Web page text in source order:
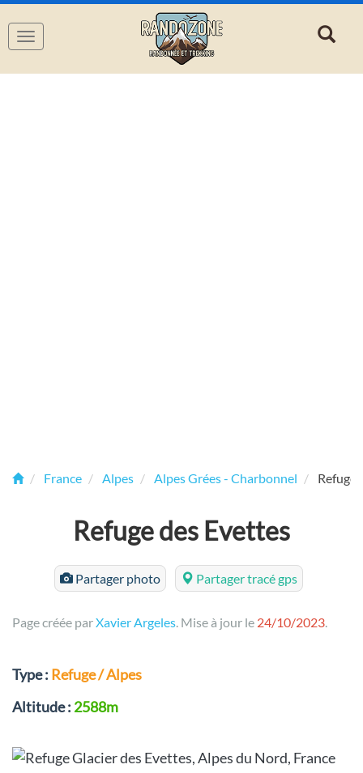
Navigation
France Alpes Alpes Grées - Charbonnel Refuge
Refuge des Evettes
Partager photo Partager tracé gps
Page créée parXavier Argeles. Mise à jour le 24/10/2023.
Type : Refuge / Alpes
Altitude : 2588m